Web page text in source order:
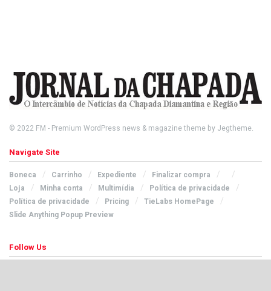
© 2022 FM - Premium WordPress news & magazine theme by Jegtheme.
Navigate Site
Boneca Carrinho Expediente
Finalizar compra
Loja
Minha conta Multimídia
Política de privacidade
Política de privacidade
Pricing
TieLabs HomePage
Slide Anything Popup Preview
Follow Us